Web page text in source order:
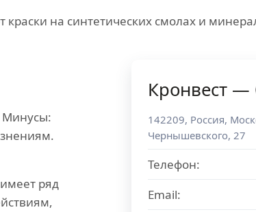
на синтетических смолах и
Минусы:
ряд
Кронвест —
142209, Россия,
Чернышевского, 27
Телефон:
Email: